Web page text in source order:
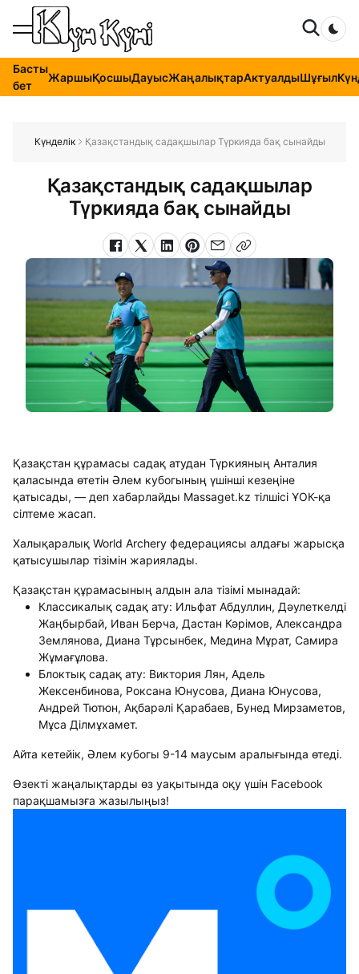
Басты
бет
ЖаршыҚосшыДауысЖаңалықтарАктуалдыШұғыл
Күнделік Қазақстандық садақшылар Түркияда бақ сынайды
Қазақстандық садақшылар
Түркияда бақ сынайды
Қазақстан құрамасы садақ атудан Түркияның Анталия
қаласында өтетін Әлем кубогының үшінші кезеңіне
қатысады, — деп хабарлайды Massaget.kz тілшісі ҰОК-қа
сілтеме жасап.
Халықаралық World Archery федерациясы алдағы жарысқа
қатысушылар тізімін жариялады.
Қазақстан құрамасының алдын ала тізімі мынадай:
Классикалық садақ ату: Ильфат Абдуллин, Дәулеткелді
Жаңбырбай, Иван Берча, Дастан Кәрімов, Александра
Землянова, Диана Тұрсынбек, Медина Мұрат, Самира
Жұмағұлова.
Блоктық садақ ату: Виктория Лян, Адель
Жексенбинова, Роксана Юнусова, Диана Юнусова,
Андрей Тютюн, Ақбарәлі Қарабаев, Бунед Мирзаметов,
Мұса Ділмұхамет.
Айта кетейік, Әлем кубогы 9-14 маусым аралығында өтеді.
Өзекті жаңалықтарды өз уақытында оқу үшін Facebook
парақшамызға жазылыңыз!